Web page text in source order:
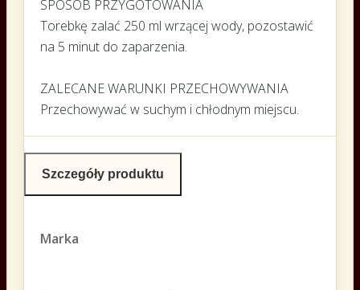
SPOSÓB PRZYGOTOWANIA
Torebkę zalać 250 ml wrzącej wody, pozostawić
na 5 minut do zaparzenia.
ZALECANE WARUNKI PRZECHOWYWANIA
Przechowywać w suchym i chłodnym miejscu.
Szczegóły produktu
Marka